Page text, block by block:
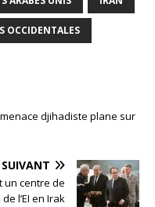
OCCIDENTALES
djihadiste plane sur
SUIVANT
un centre de
l’EI en Irak